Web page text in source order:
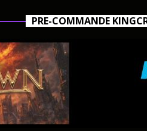
PRE-COMMANDE